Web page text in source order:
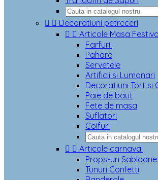
  Decoratiuni petreceri
  Articole Masa Festiva
Farfurii
Pahare
Servetele
Artificii si Lumanari
Decoratiuni Tort si
Paie de baut
Fete de masa
Suflatori
Coifuri
  Articole carnaval
Props-uri
Tunuri Confetti